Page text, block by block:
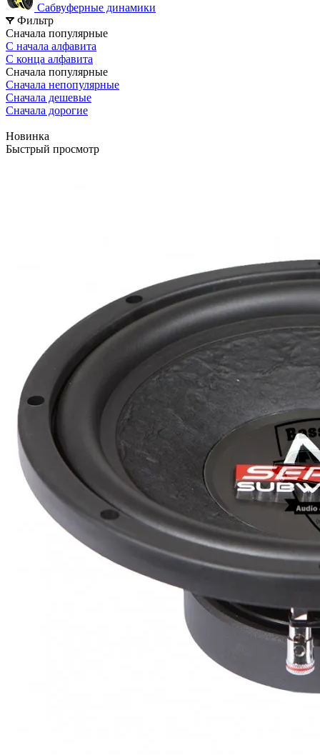
Сабвуферные динамики
Фильтр
Сначала популярные
С начала алфавита
С конца алфавита
Сначала популярные
Сначала непопулярные
Сначала дешевые
Сначала дорогие
Новинка
Быстрый просмотр